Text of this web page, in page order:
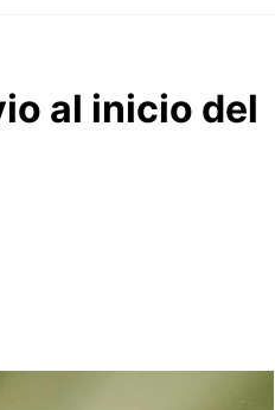
al inicio del